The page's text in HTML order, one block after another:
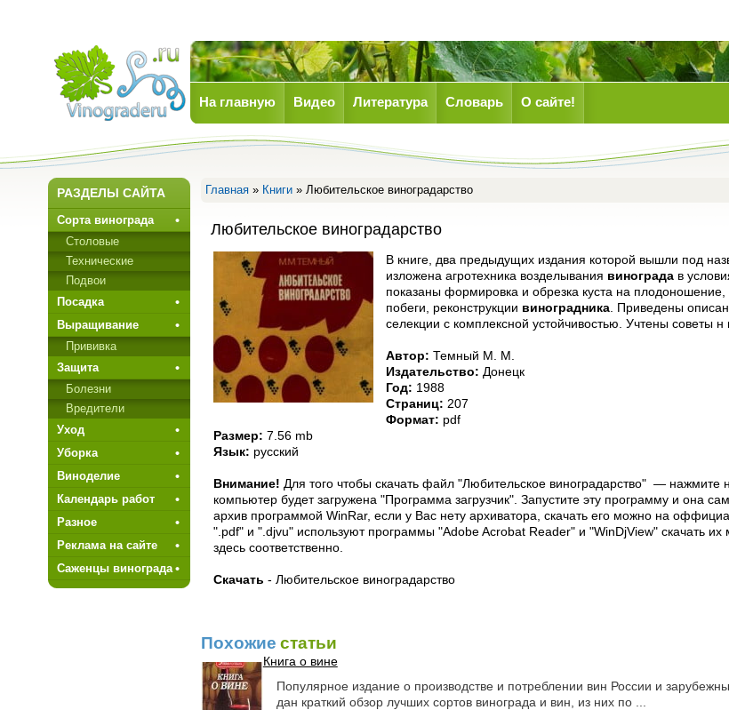
На главную Видео Литература Словарь О сайте!
Главная» Книги» Любительское виноградарство
Любительское виноградарство
В книге, два предыдущих издания которой вышли под
изложена агротехника возделывания виноградав
показаны формировка и обрезка куста на
побеги, реконструкции виноградника. Приведены
селекции с комплексной устойчивостью. Учтены советы н
Автор: Темный М. М.
Издательство: Донецк
Год: 1988
Cтраниц: 207
Формат: pdf
Размер: 7.56 mb
Язык: русский
Внимание! Для того чтобы скачать файл "Любительское виноградарство" — нажмите
компьютер будет загружена "Программа загрузчик". Запустите эту программу и она
архив программой WinRar, если у Вас нету архиватора, скачать его можно на
".pdf" и ".djvu" используют программы "Adobe Acrobat Reader" и "WinDjView" скачать
здесь соответственно.
Скачать - Любительское виноградарство
Похожие статьи
Книга о вине
Популярное издание о производстве и потреблении вин России и
дан краткий обзор лучших сортов винограда и вин, из них по ...
РАЗДЕЛЫ САЙТА
Сорта винограда
Столовые
Технические
Подвои
Посадка
Выращивание
Прививкa
Защита
Болезни
Вредители
Уход
Уборка
Виноделие
Календарь работ
Разное
Реклама на сайте
Саженцы винограда